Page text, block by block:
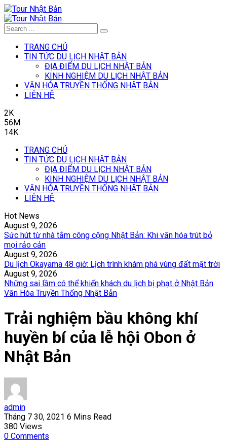
TRANG CHỦ
TIN TỨC DU LỊCH NHẬT BẢN
ĐỊA ĐIỂM DU LỊCH NHẬT BẢN
KINH NGHIỆM DU LỊCH NHẬT BẢN
VĂN HÓA TRUYỀN THỐNG NHẬT BẢN
LIÊN HỆ
2K
56M
14K
TRANG CHỦ
TIN TỨC DU LỊCH NHẬT BẢN
ĐỊA ĐIỂM DU LỊCH NHẬT BẢN
KINH NGHIỆM DU LỊCH NHẬT BẢN
VĂN HÓA TRUYỀN THỐNG NHẬT BẢN
LIÊN HỆ
Hot News
August 9, 2026
Sức hút từ nhà tắm công cộng Nhật Bản: Khi văn hóa trút bỏ
mọi rảo cản
August 9, 2026
Du lịch Okayama 48 giờ: Lịch trình khám phá vùng đất mặt trời
August 9, 2026
Những sai lầm có thể khiến khách du lịch bị phạt ở Nhật Bản
Văn Hóa Truyền Thống Nhật Bản
Trải nghiệm bầu không khí
huyền bí của lễ hội Obon ở
Nhật Bản
admin
Tháng 7 30, 2021 6 Mins Read
380 Views
0 Comments